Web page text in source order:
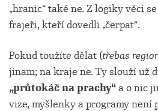
„hranic“ také ne. Z logiky věci
frajeři, kteří dovedli „čerpat“.
Pokud toužíte dělat (třebas
jinam; na kraje ne. Ty slouží už
„průtokáč na prachy“a o nic
vize, myšlenky a programy není